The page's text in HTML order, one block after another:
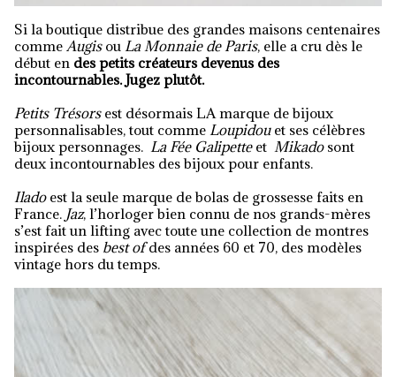
Si la boutique distribue des grandes maisons centenaires
comme Augisou La Monnaie de Paris, elle a cru dès le
début en des petits créateurs devenus des
incontournables. Jugez plutôt.
Petits Trésorsest désormais LA marque de bijoux
personnalisables, tout comme Loupidouet ses célèbres
bijoux personnages. La Fée Galipetteet Mikadosont
deux incontournables des bijoux pour enfants.
Iladoest la seule marque de bolas de grossesse faits en
France. Jaz, l’horloger bien connu de nos grands-mères
s’est fait un lifting avec toute une collection de montres
inspirées des best ofdes années 60 et 70, des modèles
vintage hors du temps.